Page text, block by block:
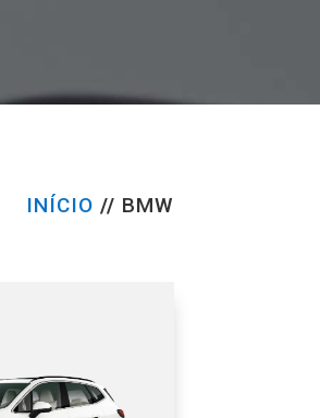
INÍCIO // BMW